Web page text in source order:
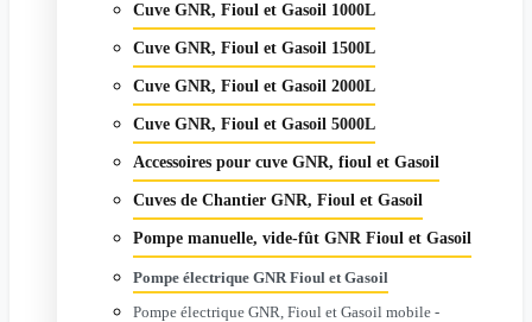
Cuve GNR, Fioul et Gasoil 1000L
Cuve GNR, Fioul et Gasoil 1500L
Cuve GNR, Fioul et Gasoil 2000L
Cuve GNR, Fioul et Gasoil 5000L
Accessoires pour cuve GNR, fioul et Gasoil
Cuves de Chantier GNR, Fioul et Gasoil
Pompe manuelle, vide-fût GNR Fioul et Gasoil
Pompe électrique GNR Fioul et Gasoil
Pompe électrique GNR, Fioul et Gasoil mobile -